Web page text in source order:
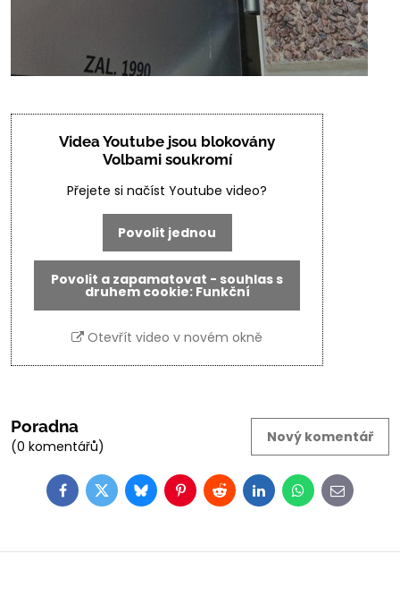
Videa Youtube jsou blokovány
Volbami soukromí
Přejete si načíst Youtube video?
Povolit jednou
Povolit a zapamatovat - souhlas s
druhem cookie: Funkční
Otevřít video v novém okně
Poradna
(0 komentářů)
Nový komentář
FacebookTwitterBlueskyPinterestRedditLinkedInWhatsApp
E-
mail